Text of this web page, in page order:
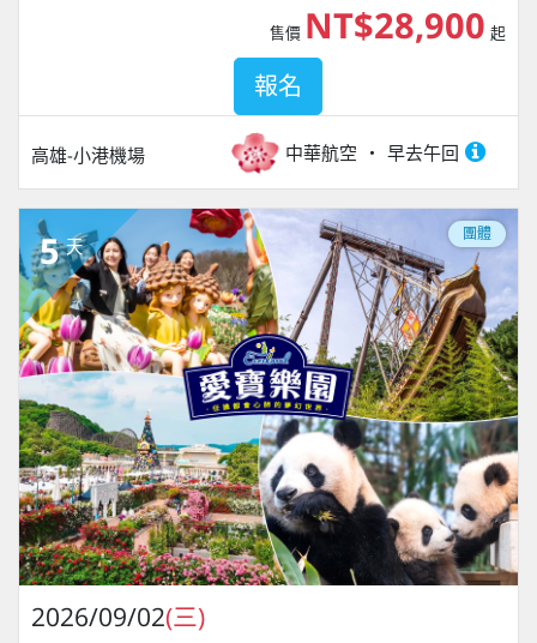
高雄-小港機場 中華航空 早去午回
售價 NT$28,900 起
報名
5 天
團體
2026/09/02(三)